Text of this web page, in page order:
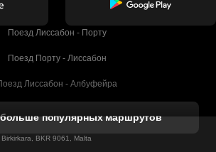
Поезд Лиссабон - Порту
Поезд Порту - Лиссабон
Лиссабон - Албуфейра
Поезд Лиссабон - Лагос
больше популярных маршрутов
1451)
BKR 9061, Malta